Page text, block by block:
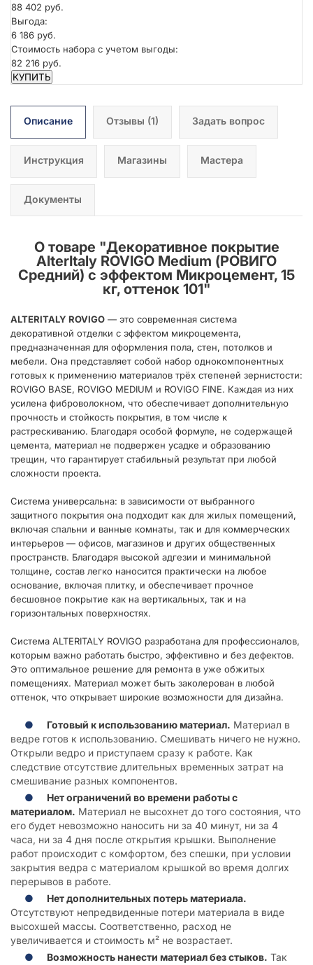
88 402 руб.
Выгода:
6 186 руб.
Стоимость набора с учетом выгоды:
82 216 руб.
КУПИТЬ
Описание Отзывы (1) Задать вопрос
Инструкция Магазины Мастера
Документы
О товаре "Декоративное покрытие
AlterItaly ROVIGO Medium (РОВИГО
Средний) с эффектом Микроцемент, 15
кг, оттенок 101"
ALTERITALY ROVIGO — это современная система
декоративной отделки с эффектом микроцемента,
предназначенная для оформления пола, стен, потолков и
мебели. Она представляет собой набор однокомпонентных
готовых к применению материалов трёх степеней зернистости:
ROVIGO BASE, ROVIGO MEDIUM и ROVIGO FINE. Каждая из них
усилена фиброволокном, что обеспечивает дополнительную
прочность и стойкость покрытия, в том числе к
растрескиванию. Благодаря особой формуле, не содержащей
цемента, материал не подвержен усадке и образованию
трещин, что гарантирует стабильный результат при любой
сложности проекта.
Система универсальна: в зависимости от выбранного
защитного покрытия она подходит как для жилых помещений,
включая спальни и ванные комнаты, так и для коммерческих
интерьеров — офисов, магазинов и других общественных
пространств. Благодаря высокой адгезии и минимальной
толщине, состав легко наносится практически на любое
основание, включая плитку, и обеспечивает прочное
бесшовное покрытие как на вертикальных, так и на
горизонтальных поверхностях.
Система ALTERITALY ROVIGO разработана для профессионалов,
которым важно работать быстро, эффективно и без дефектов.
Это оптимальное решение для ремонта в уже обжитых
помещениях. Материал может быть заколерован в любой
оттенок, что открывает широкие возможности для дизайна.
Готовый к использованию материал. Материал в
ведре готов к использованию. Смешивать ничего не нужно.
Открыли ведро и приступаем сразу к работе. Как
следствие отсутствие длительных временных затрат на
смешивание разных компонентов.
Нет ограничений во времени работы с
материалом. Материал не высохнет до того состояния, что
его будет невозможно наносить ни за 40 минут, ни за 4
часа, ни за 4 дня после открытия крышки. Выполнение
работ происходит с комфортом, без спешки, при условии
закрытия ведра с материалом крышкой во время долгих
перерывов в работе.
Нет дополнительных потерь материала.
Отсутствуют непредвиденные потери материала в виде
высохшей массы. Соответственно, расход не
увеличивается и стоимость м² не возрастает.
Возможность нанести материал без стыков. Так